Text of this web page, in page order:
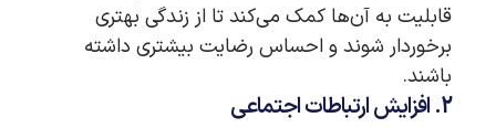
قابلیت به آن‌ها کمک می‌کند تا از زندگی بهتری
برخوردار شوند و احساس رضایت بیشتری داشته
باشند.
2. افزایش ارتباطات اجتماعی